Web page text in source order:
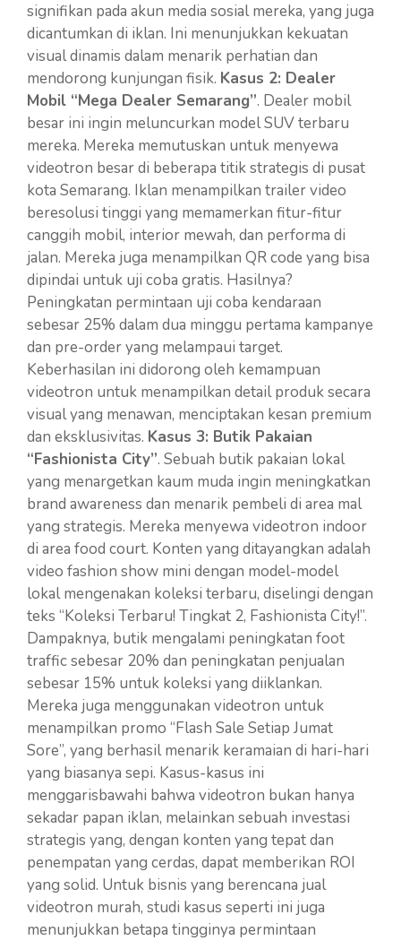
signifikan pada akun media sosial mereka, yang juga
dicantumkan di iklan. Ini menunjukkan kekuatan
visual dinamis dalam menarik perhatian dan
mendorong kunjungan fisik. Kasus 2: Dealer
Mobil “Mega Dealer Semarang”. Dealer mobil
besar ini ingin meluncurkan model SUV terbaru
mereka. Mereka memutuskan untuk menyewa
videotron besar di beberapa titik strategis di pusat
kota Semarang. Iklan menampilkan trailer video
beresolusi tinggi yang memamerkan fitur-fitur
canggih mobil, interior mewah, dan performa di
jalan. Mereka juga menampilkan QR code yang bisa
dipindai untuk uji coba gratis. Hasilnya?
Peningkatan permintaan uji coba kendaraan
sebesar 25% dalam dua minggu pertama kampanye
dan pre-order yang melampaui target.
Keberhasilan ini didorong oleh kemampuan
videotron untuk menampilkan detail produk secara
visual yang menawan, menciptakan kesan premium
dan eksklusivitas. Kasus 3: Butik Pakaian
“Fashionista City”. Sebuah butik pakaian lokal
yang menargetkan kaum muda ingin meningkatkan
brand awareness dan menarik pembeli di area mal
yang strategis. Mereka menyewa videotron indoor
di area food court. Konten yang ditayangkan adalah
video fashion show mini dengan model-model
lokal mengenakan koleksi terbaru, diselingi dengan
teks “Koleksi Terbaru! Tingkat 2, Fashionista City!”.
Dampaknya, butik mengalami peningkatan foot
traffic sebesar 20% dan peningkatan penjualan
sebesar 15% untuk koleksi yang diiklankan.
Mereka juga menggunakan videotron untuk
menampilkan promo “Flash Sale Setiap Jumat
Sore”, yang berhasil menarik keramaian di hari-hari
yang biasanya sepi. Kasus-kasus ini
menggarisbawahi bahwa videotron bukan hanya
sekadar papan iklan, melainkan sebuah investasi
strategis yang, dengan konten yang tepat dan
penempatan yang cerdas, dapat memberikan ROI
yang solid. Untuk bisnis yang berencana jual
videotron murah, studi kasus seperti ini juga
menunjukkan betapa tingginya permintaan